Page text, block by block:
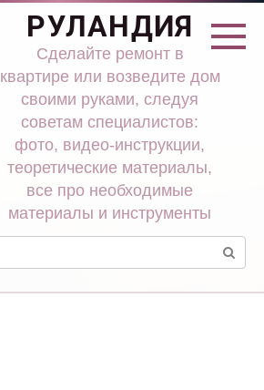
РУЛАНДИЯ
Сделайте ремонт в
квартире или возведите дом
своими руками, следуя
советам специалистов:
фото, видео-инструкции,
теоретические материалы,
все про необходимые
материалы и инструменты